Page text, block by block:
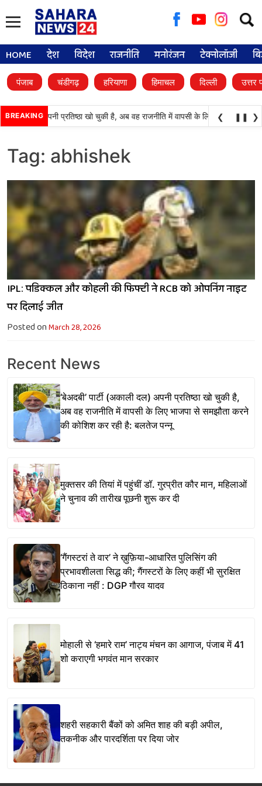
for:
HOME देश विदेश राजनीति मनोरंजन टेक्नोलॉजी
पंजाब चंडीगढ़ हरियाणा हिमाचल दिल्ली उत्तर
BREAKING
(अकाली दल) अपनी प्रतिष्ठा खो चुकी है, अब वह राजनीति में वापसी के लिए भाजपा से
❮ ❚❚ ❯
Tag: abhishek
IPL: पडिक्कल और कोहली की फिफ्टी ने RCB को ओपनिंग नाइट
पर दिलाई जीत
Posted onMarch 28, 2026
Recent News
‘बेअदबी’ पार्टी (अकाली दल) अपनी प्रतिष्ठा खो चुकी है,
अब वह राजनीति में वापसी के लिए भाजपा से समझौता करने
की कोशिश कर रही है: बलतेज पन्नू
मुक्तसर की तियां में पहुंचीं डॉ. गुरप्रीत कौर मान, महिलाओं
ने चुनाव की तारीख पूछनी शुरू कर दी
‘गैंगस्टरां ते वार’ ने ख़ुफ़िया-आधारित पुलिसिंग की
प्रभावशीलता सिद्ध की; गैंगस्टरों के लिए कहीं भी सुरक्षित
ठिकाना नहीं : DGP गौरव यादव
मोहाली से ‘हमारे राम’ नाट्य मंचन का आगाज, पंजाब में 41
शो कराएगी भगवंत मान सरकार
शहरी सहकारी बैंकों को अमित शाह की बड़ी अपील,
तकनीक और पारदर्शिता पर दिया जोर